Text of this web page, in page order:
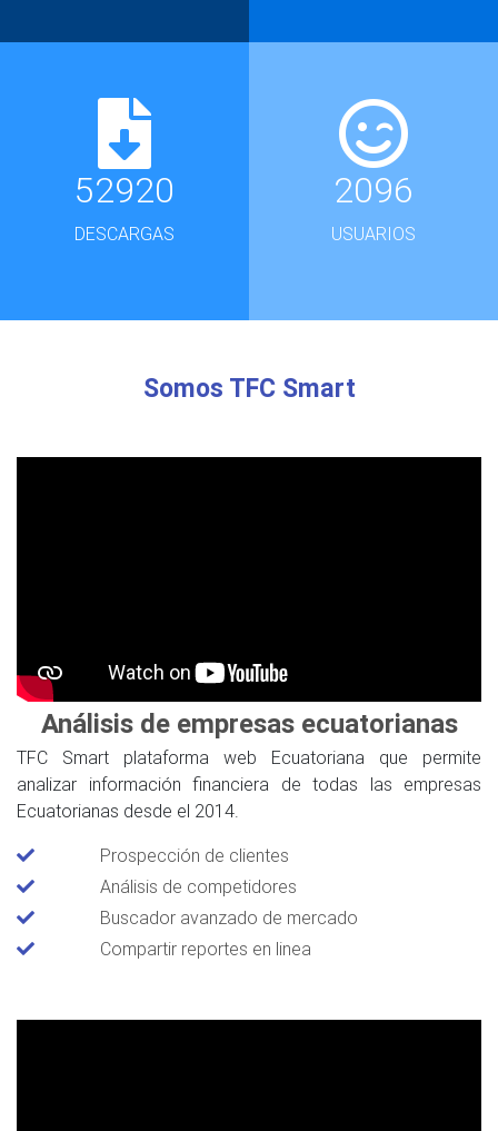
52920
DESCARGAS
2096
USUARIOS
Somos TFC Smart
Análisis de empresas ecuatorianas
TFC Smart plataforma web Ecuatoriana que permite
analizar información financiera de todas las empresas
Ecuatorianas desde el 2014.
Prospección de clientes
Análisis de competidores
Buscador avanzado de mercado
Compartir reportes en linea